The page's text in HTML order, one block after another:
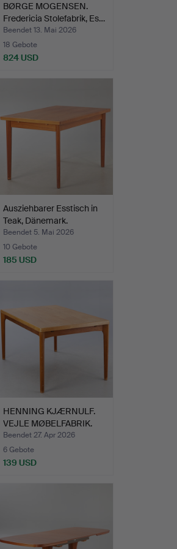
BØRGE MOGENSEN.
Fredericia Stolefabrik, Es…
Beendet 13. Mai 2026
18 Gebote
824 USD
Ausziehbarer Esstisch in
Teak, Dänemark.
Beendet 5. Mai 2026
10 Gebote
185 USD
HENNING KJÆRNULF.
VEJLE MØBELFABRIK.
Erwei…
Beendet 27. Apr 2026
6 Gebote
139 USD